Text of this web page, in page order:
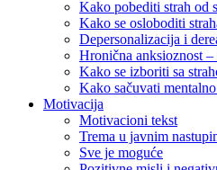
Kako pobediti strah od
Kako se osloboditi
Depersonalizacija i
Hronična anksioznost –
Kako se izboriti sa
Kako sačuvati
Motivacija
Motivacioni tekst
Trema u javnim
Sve je moguće